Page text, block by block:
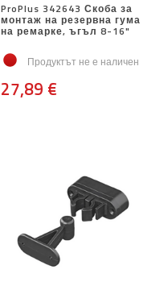
ProPlus 342643 Скоба за
монтаж на резервна гума
на ремарке, ъгъл 8-16"
Продуктът не е наличен
27,89 €